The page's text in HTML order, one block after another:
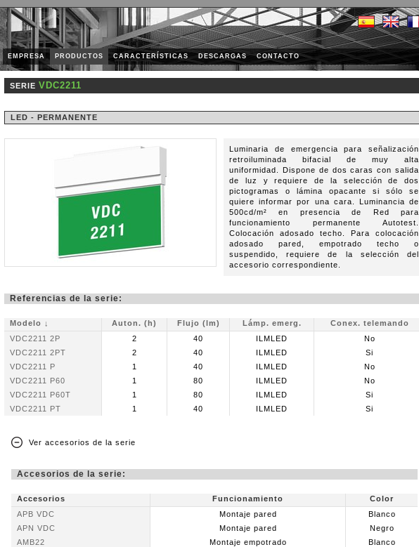
EMPRESA PRODUCTOS CARACTERÍSTICAS DESCARGAS CONTACTO
SERIE VDC2211
LED - PERMANENTE
Luminaria de emergencia para señalización
retroiluminada bifacial de muy alta
uniformidad. Dispone de dos caras con salida
de luz y requiere de la selección de dos
pictogramas o lámina opacante si sólo se
quiere informar por una cara. Luminancia de
500cd/m² en presencia de Red para
funcionamiento permanente Autotest.
Colocación adosado techo. Para colocación
adosado pared, empotrado techo o
suspendido, requiere de la selección del
accesorio correspondiente.
Referencias de la serie:
Modelo ↓ Auton. (h) Flujo (lm) Lámp. emerg.
Conex. telemando
VDC2211 2P
2 40 ILMLED
No
VDC2211 2PT
2 40 ILMLED
Si
VDC2211 P
1 40 ILMLED
No
VDC2211 P60
1 80 ILMLED
No
VDC2211 P60T
1 80 ILMLED
Si
VDC2211 PT
1 40 ILMLED Si
Ver accesorios de la serie
Accesorios de la serie:
Accesorios Funcionamiento
Color
APB VDC
Montaje pared
Blanco
APN VDC
Montaje pared
Negro
AMB22
Montaje empotrado
Blanco